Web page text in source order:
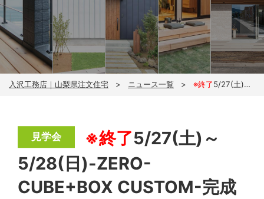
入沢工務店｜山梨県注文住宅 ニュース一覧 ※終了5/27(土)～5/28(日)-ZERO-CUBE+BOX CUSTOM-完成見学会【完全予約制】
※終了5/27(土)～
5/28(日)-ZERO-
CUBE+BOX CUSTOM-完成